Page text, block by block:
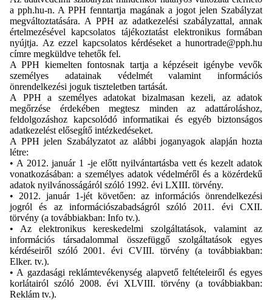
a pph.hu-n. A PPH fenntartja magának a jogot jelen Szabályzat
megváltoztatására. A PPH az adatkezelési szabályzattal, annak
értelmezésével kapcsolatos tájékoztatást elektronikus formában
nyújtja. Az ezzel kapcsolatos kérdéseket a hunortrade@pph.hu
címre megküldve tehetők fel.
A PPH kiemelten fontosnak tartja a képzéseit igénybe vevők
személyes adatainak védelmét valamint információs
önrendelkezési joguk tiszteletben tartását.
A PPH a személyes adatokat bizalmasan kezeli, az adatok
megőrzése érdekében megtesz minden az adattároláshoz,
feldolgozáshoz kapcsolódó informatikai és egyéb biztonságos
adatkezelést elősegítő intézkedéseket.
A PPH jelen Szabályzatot az alábbi joganyagok alapján hozta
létre:
• A 2012. január 1 -je előtt nyilvántartásba vett és kezelt adatok
vonatkozásában: a személyes adatok védelméről és a közérdekű
adatok nyilvánosságáról szóló 1992. évi LXIII. törvény.
• 2012. január 1-jét követően: az információs önrendelkezési
jogról és az információszabadságról szóló 2011. évi CXII.
törvény (a továbbiakban: Info tv.).
• Az elektronikus kereskedelmi szolgáltatások, valamint az
információs társadalommal összefüggő szolgáltatások egyes
kérdéseiről szóló 2001. évi CVIII. törvény (a továbbiakban:
Elker. tv.).
• A gazdasági reklámtevékenység alapvető feltételeiről és egyes
korlátairól szóló 2008. évi XLVIII. törvény (a továbbiakban:
Reklám tv.).